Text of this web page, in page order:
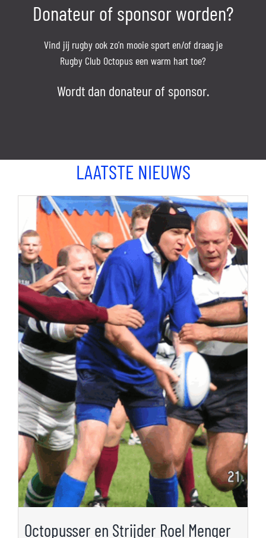
Donateur of sponsor worden?
Vind jij rugby ook zo’n mooie sport en/of draag je
Rugby Club Octopus een warm hart toe?
Wordt dan donateur of sponsor.
LAATSTE NIEUWS
Octopusser en Strijder Roel Menger